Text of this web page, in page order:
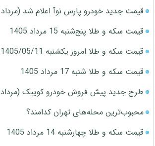
قیمت جدید خودرو پارس نوآ اعلام شد (مرداد 1405)
قیمت سکه و طلا پنج‌شنبه 15 مرداد 1405
قیمت سکه و طلا امروز یکشنبه 1405/05/11
قیمت سکه و طلا شنبه 17 مرداد 1405
طرح جدید پیش فروش خودرو کوییک (مرداد 1405)
محبوب‌ترین محله‌های تهران کدامند؟
قیمت سکه و طلا چهارشنبه 14 مرداد 1405